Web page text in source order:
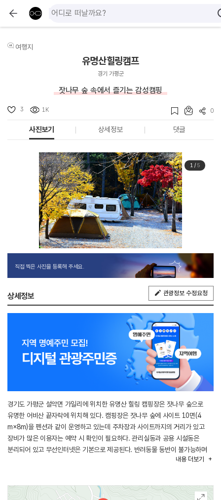
여행지
유명산힐링캠프
경기 가평군
잣나무 숲 속에서 즐기는 감성캠핑
3 1K 0
사진보기 상세정보 댓글
1/ 5
직접 찍은 사진을 등록해 주세요.
상세정보 관광정보 수정요청
경기도 가평군 설악면 가일리에 위치한 유명산 힐링 캠핑장은 잣나무 숲으로
유명한 어비산 끝자락에 위치해 있다. 캠핑장은 잣나무 숲에 사이트 10면(4
m×8m)을 펜션과 같이 운영하고 있는데 주차장과 사이트까지의 거리가 있고
장비가 많은 이용자는 예약 시 확인이 필요하다. 관리실동과 공용 시설동은
분리되어 있고 무선인터넷은 기본으로 제공된다. 반려동물 동반이 불가능하며
매점에서 장작을 구입할 수 있다. 여름엔 계곡물로 채운 수영장을 운영하고 1
내용 더보기